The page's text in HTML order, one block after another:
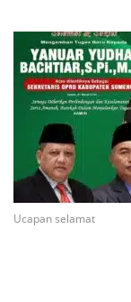
Ucapan selamat